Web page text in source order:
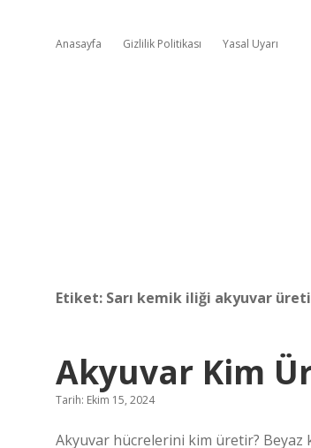
Anasayfa Gizlilik Politikası Yasal Uyarı
Etiket: Sarı kemik iliği akyuvar
Akyuvar Kim
Tarih: Ekim 15, 2024
Akyuvar hücrelerini kim üretir? Beyaz